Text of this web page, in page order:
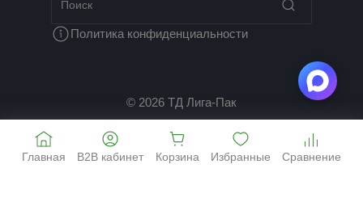
Политика конфиденциальности
© 2026 ТД Лига-Пак
Главная B2B кабинет Корзина Избранные Сравнение